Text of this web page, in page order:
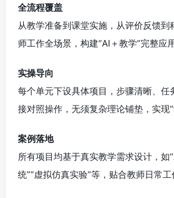
全流程覆盖
从教学准备到课堂实施，从评价反馈到
师工作全场景，构建“AI＋教学”完整应
实操导向
每个单元下设具体项目，步骤清晰、任
接对照操作，无须复杂理论铺垫，实现“
案例落地
所有项目均基于真实教学需求设计，如
统”“虚拟仿真实验”等，贴合教师日常工